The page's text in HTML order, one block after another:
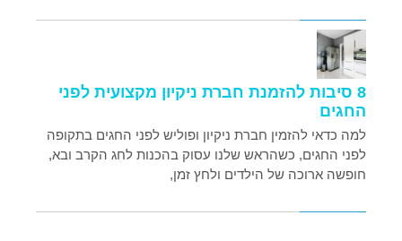
8 סיבות להזמנת חברת ניקיון מקצועית לפני
החגים
למה כדאי להזמין חברת ניקיון ופוליש לפני החגים בתקופה
לפני החגים, כשהראש שלנו עסוק בהכנות לחג הקרב ובא,
חופשה ארוכה של הילדים ולחץ זמן,